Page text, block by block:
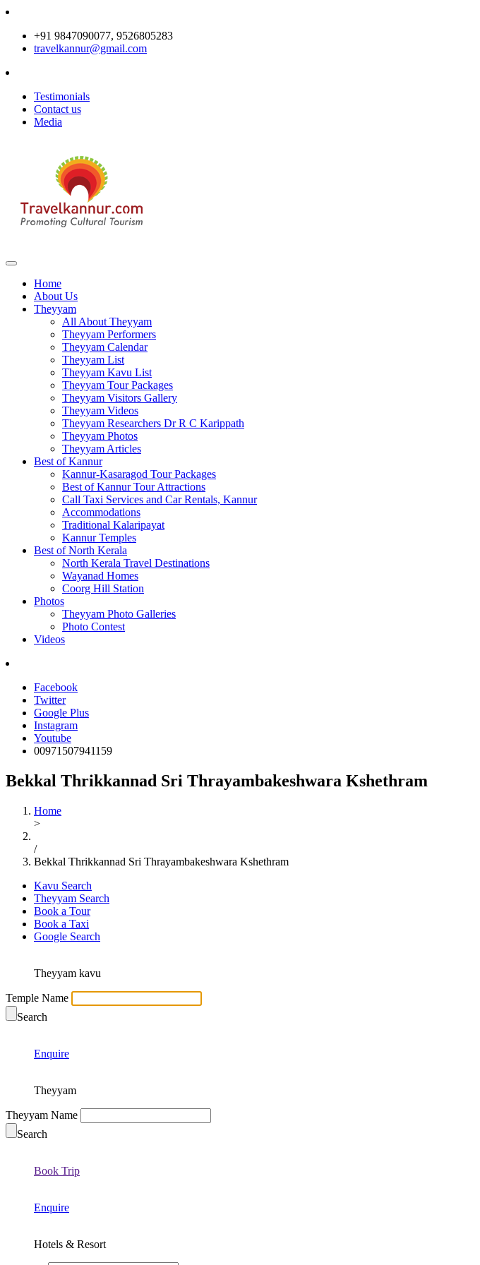
+91 9847090077, 9526805283
travelkannur@gmail.com
Testimonials
Contact us
Media
Home
About Us
Theyyam
All About Theyyam
Theyyam Performers
Theyyam Calendar
Theyyam List
Theyyam Kavu List
Theyyam Tour Packages
Theyyam Visitors Gallery
Theyyam Videos
Theyyam Researchers Dr R C Karippath
Theyyam Photos
Theyyam Articles
Best of Kannur
Kannur-Kasaragod Tour Packages
Best of Kannur Tour Attractions
Call Taxi Services and Car Rentals, Kannur
Accommodations
Traditional Kalaripayat
Kannur Temples
Best of North Kerala
North Kerala Travel Destinations
Wayanad Homes
Coorg Hill Station
Photos
Theyyam Photo Galleries
Photo Contest
Videos
Facebook
Twitter
Google Plus
Instagram
Youtube
00971507941159
Bekkal Thrikkannad Sri Thrayambakeshwara Kshethram
Home
>
/
Bekkal Thrikkannad Sri Thrayambakeshwara Kshethram
Kavu Search
Theyyam Search
Book a Tour
Book a Taxi
Google Search
Theyyam kavu
Temple Name
Search
Enquire
Theyyam
Theyyam Name
Search
Book Trip
Enquire
Hotels & Resort